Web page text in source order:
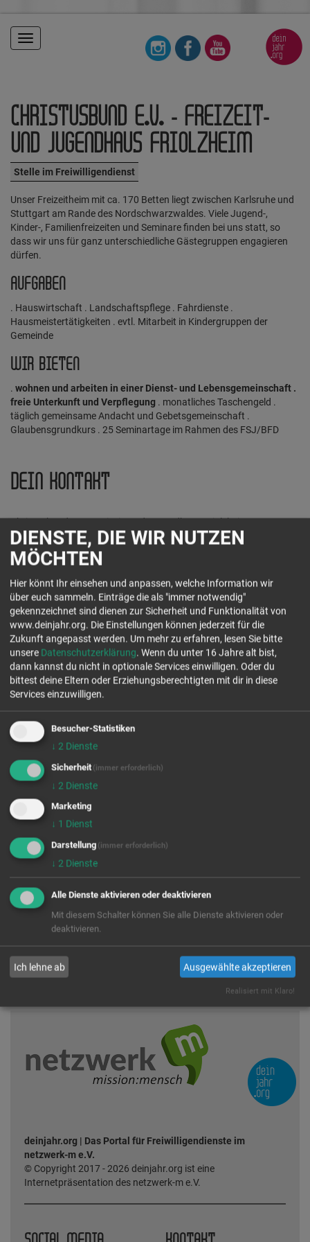
Toggle
navigation
CHRISTUSBUND E.V. - FREIZEIT-
UND JUGENDHAUS FRIOLZHEIM
Stelle im Freiwilligendienst
Unser Freizeitheim mit ca. 170 Betten liegt zwischen Karlsruhe und
Stuttgart am Rande des Nordschwarzwaldes. Viele Jugend-,
Kinder-, Familienfreizeiten und Seminare finden bei uns statt, so
dass wir uns für ganz unterschiedliche Gästegruppen engagieren
dürfen.
AUFGABEN
. Hauswirtschaft . Landschaftspflege . Fahrdienste .
Hausmeistertätigkeiten . evtl. Mitarbeit in Kindergruppen der
Gemeinde
WIR BIETEN
. wohnen und arbeiten in einer Dienst- und Lebensgemeinschaft .
freie Unterkunft und Verpflegung . monatliches Taschengeld .
täglich gemeinsame Andacht und Gebetsgemeinschaft .
Glaubensgrundkurs . 25 Seminartage im Rahmen des FSJ/BFD
DEIN KONTAKT
Christusbund e.V. - Freizeit- und Jugendhaus Friolzheim
Mühlweg 8
71292 Friolzheim
Tel.: 07044 41155
www.christusbund.de/fsj
Jetzt Kontakt aufnehmen
freie Plätze Jahrgang 26/27
freie Plätze Jahrgang 27/28
Stellenanzahl 5
EINSATZFELDER
Wir rufen für dich von OpenStreetMap.org Kartendaten ab.
Diese werden benutzt um dir die FSJ/BFD Stellen auf der Karte
anzuzeigen. Es handelt sich um einen US-Anbieter, der Cookies
setzt. Indem du die Verwendung dieser Cookies zustimmst,
den USA, laut § 10 Abs. 2 Nr. 1 DSG-EKD, ein.
Ja Immer
deinjahr.org | Das Portal für Freiwilligendienste im
netzwerk-m e.V.
© Copyright 2017 - 2026 deinjahr.org ist eine
Internetpräsentation des netzwerk-m e.V.
DIENSTE, DIE WIR NUTZEN
MÖCHTEN
Hier könnt Ihr einsehen und anpassen, welche Information wir
über euch sammeln. Einträge die als "immer notwendig"
gekennzeichnet sind dienen zur Sicherheit und Funktionalität von
www.deinjahr.org. Die Einstellungen können jederzeit für die
Zukunft angepasst werden. Um mehr zu erfahren, lesen Sie bitte
unsere Datenschutzerklärung. Wenn du unter 16 Jahre alt bist,
dann kannst du nicht in optionale Services einwilligen. Oder du
bittest deine Eltern oder Erziehungsberechtigten mit dir in diese
Services einzuwilligen.
Besucher-Statistiken
↓ 2 Dienste
Sicherheit (immer erforderlich)
↓ 2 Dienste
Marketing
↓ 1 Dienst
Darstellung (immer erforderlich)
↓ 2 Dienste
Alle Dienste aktivieren oder deaktivieren
Mit diesem Schalter können Sie alle Dienste aktivieren oder
deaktivieren.
Ich lehne ab Ausgewählte akzeptieren
Realisiert mit Klaro!